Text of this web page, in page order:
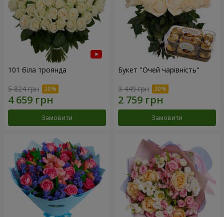
101 біла троянда
5 824 грн
Замовити
Букет "Очей чарівність"
3 449 грн
Замовити